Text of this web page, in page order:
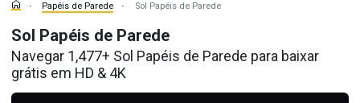
Papéis de Parede Sol Papéis de Parede
Sol Papéis de Parede
Navegar 1,477+ Sol Papéis de Parede para baixar
grátis em HD & 4K